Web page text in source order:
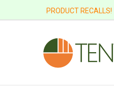
PRODUCT RECALLS!